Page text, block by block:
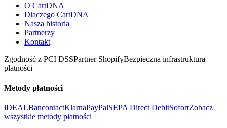
O CartDNA
Dlaczego CartDNA
Nasza historia
Partnerzy
Kontakt
Zgodność z PCI DSSPartner ShopifyBezpieczna infrastruktura
płatności
Metody płatności
iDEALBancontactKlarnaPayPalSEPA Direct DebitSofortZobacz
wszystkie metody płatności